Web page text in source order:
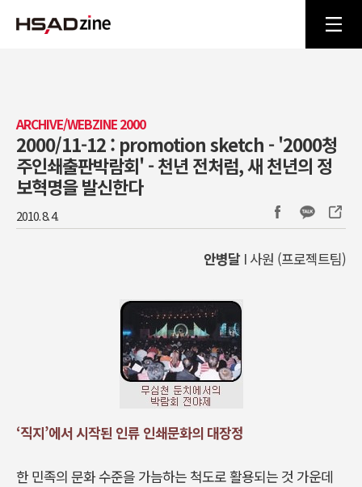
ARCHIVE/WEBZINE 2000
2000/11-12 : promotion sketch - '2000청
주인쇄출판박람회' - 천년 전처럼, 새 천년의 정
보혁명을 발신한다
2010. 8. 4.
안병달I 사원 (프로젝트팀)
‘직지’에서 시작된 인류 인쇄문화의 대장정
한 민족의 문화 수준을 가늠하는 척도로 활용되는 것 가운데